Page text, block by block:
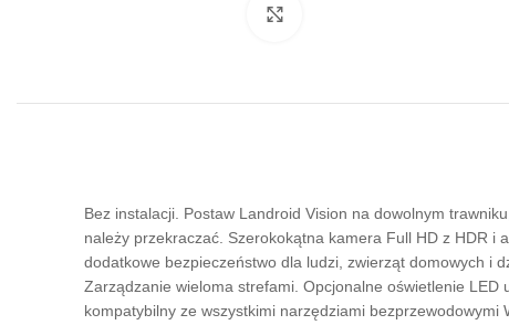
Bez instalacji. Postaw Landroid Vision na dowolnym
należy przekraczać. Szerokokątna kamera Full HD z HDR i
dodatkowe bezpieczeństwo dla ludzi, zwierząt domowych i
Zarządzanie wieloma strefami. Opcjonalne oświetlenie
kompatybilny ze wszystkimi narzędziami